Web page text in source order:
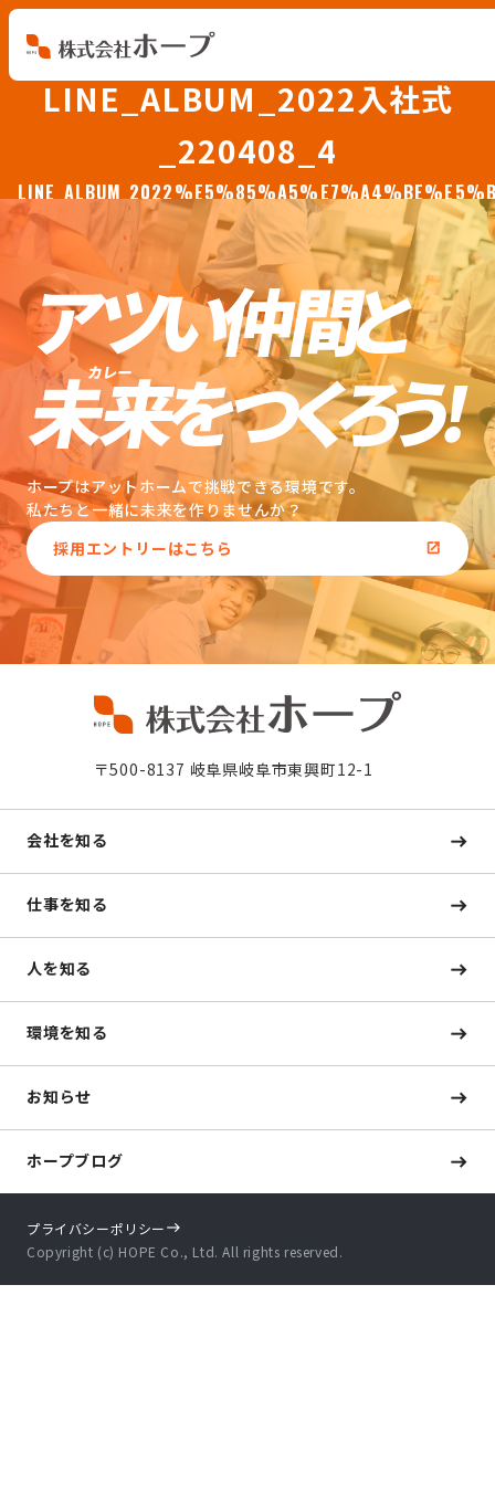
会社を知る
人を知る
環境を知る
お知らせ
ホープブログ
LINE_ALBUM_2022入社式
_220408_4
ホープはアットホームで挑戦できる環境です。
私たちと一緒に未来を作りませんか？
採用エントリーはこちら
〒500-8137 岐阜県岐阜市東興町12-1
会社を知る
仕事を知る
人を知る
環境を知る
お知らせ
ホープブログ
Copyright (c) HOPE Co., Ltd. All rights reserved.
プライバシーポリシー